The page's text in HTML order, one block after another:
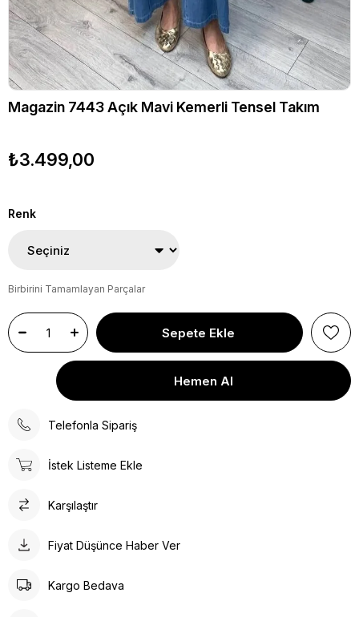
Magazin 7443 Açık Mavi Kemerli Tensel Takım
₺3.499,00
Renk
Birbirini Tamamlayan Parçalar
Telefonla Sipariş
İstek Listeme Ekle
Karşılaştır
Fiyat Düşünce Haber Ver
Kargo Bedava